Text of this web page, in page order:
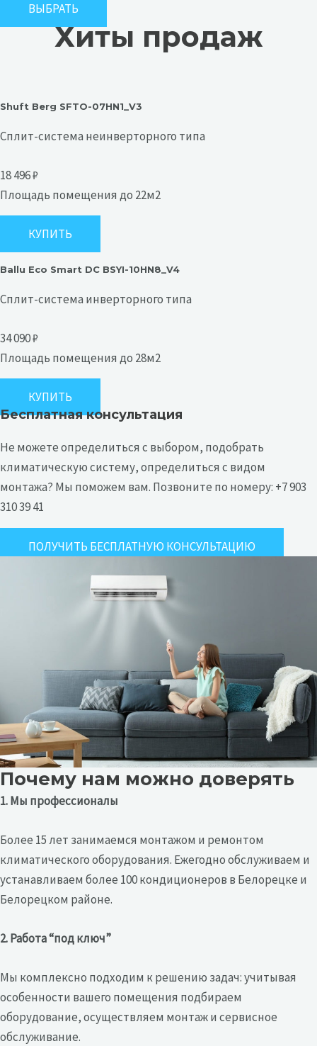
ВЫБРАТЬ
Хиты продаж
Shuft Berg SFTO-07HN1_V3
Сплит-система неинверторного типа
18 496 ₽
Площадь помещения до 22м2
КУПИТЬ
Ballu Eco Smart DC BSYI-10HN8_V4
Сплит-система инверторного типа
34 090 ₽
Площадь помещения до 28м2
КУПИТЬ
Бесплатная консультация
Не можете определиться с выбором, подобрать
климатическую систему, определиться с видом
монтажа? Мы поможем вам. Позвоните по номеру: +7 903
310 39 41
ПОЛУЧИТЬ БЕСПЛАТНУЮ КОНСУЛЬТАЦИЮ
Почему нам можно доверять
1. Мы профессионалы
Более 15 лет занимаемся монтажом и ремонтом
климатического оборудования. Ежегодно обслуживаем и
устанавливаем более 100 кондиционеров в Белорецке и
Белорецком районе.
2. Работа “под ключ”
Мы комплексно подходим к решению задач: учитывая
особенности вашего помещения подбираем
оборудование, осуществляем монтаж и сервисное
обслуживание.